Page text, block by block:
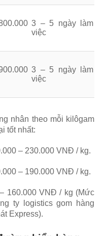
3 – 5 ngày làm
việc
3 – 5 ngày làm
việc
nhân theo mỗi kilôgam
tốt nhất:
– 230.000 VNĐ / kg.
– 190.000 VNĐ / kg.
160.000 VNĐ / kg (Mức
ty logistics gom hàng
Express).